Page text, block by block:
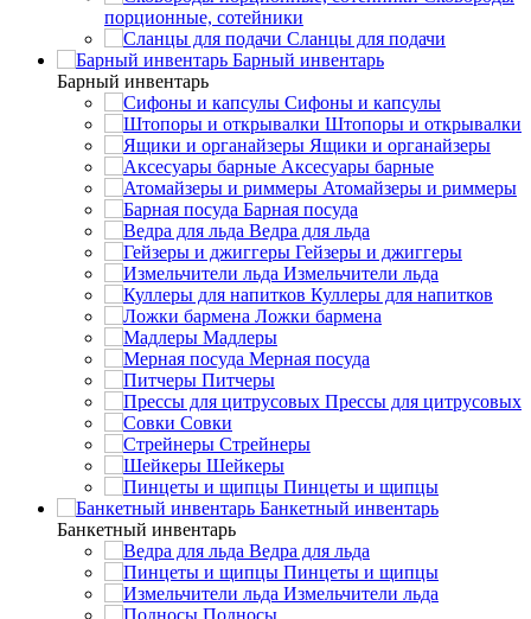
порционные, сотейники
Сланцы для подачи
Барный инвентарь
Барный инвентарь
Сифоны и капсулы
Штопоры и открывалки
Ящики и органайзеры
Аксесуары барные
Атомайзеры и риммеры
Барная посуда
Ведра для льда
Гейзеры и джиггеры
Измельчители льда
Куллеры для напитков
Ложки бармена
Мадлеры
Мерная посуда
Питчеры
Прессы для цитрусовых
Совки
Стрейнеры
Шейкеры
Пинцеты и щипцы
Банкетный инвентарь
Банкетный инвентарь
Ведра для льда
Пинцеты и щипцы
Измельчители льда
Подносы